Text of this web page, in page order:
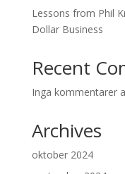
Lessons from Phil
Dollar Business
Recent
Inga kommentarer
Archives
oktober 2024